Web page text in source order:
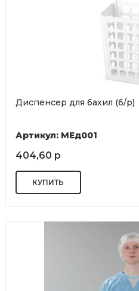
Диспенсер для бахил (б/р)
Артикул: МЕд001
404,60 р